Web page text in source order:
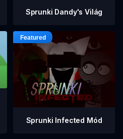
Sprunki Dandy's Világ
Sprunki Infected Mód